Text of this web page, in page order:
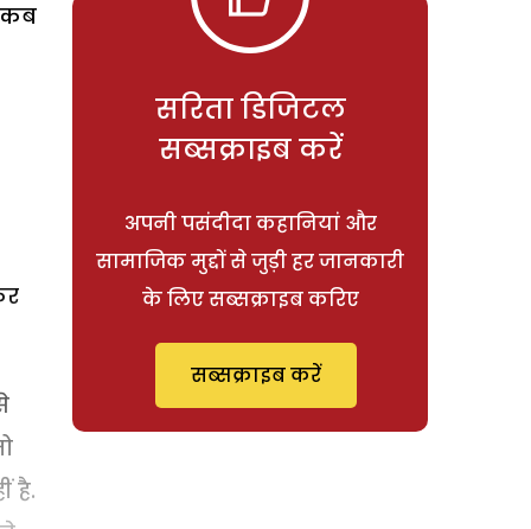
कब
है.
सरिता डिजिटल
सब्सक्राइब करें
अपनी पसंदीदा कहानियां और
सामाजिक मुद्दों से जुड़ी हर जानकारी
के लिए सब्सक्राइब करिए
सब्सक्राइब करें